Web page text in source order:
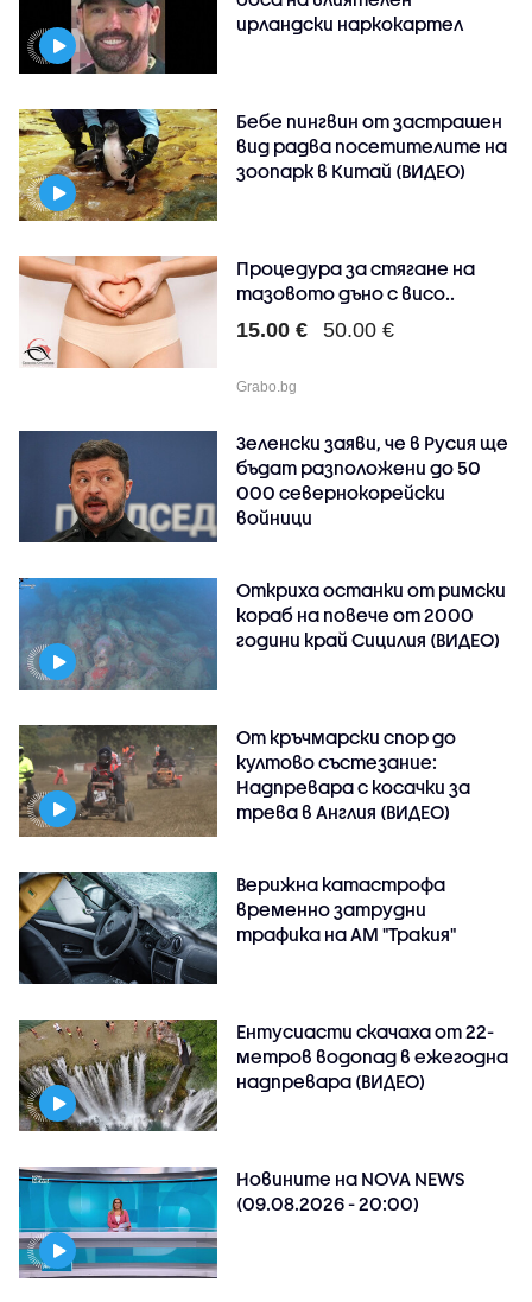
ирландски наркокартел
Бебе пингвин от застрашен
вид радва посетителите на
зоопарк в Китай (ВИДЕО)
Процедура за стягане на
тазовото дъно с висо..
15.00 € 50.00 €
Grabo.bg
Зеленски заяви, че в Русия ще
бъдат разположени до 50
000 севернокорейски
войници
Откриха останки от римски
кораб на повече от 2000
години край Сицилия (ВИДЕО)
От кръчмарски спор до
култово състезание:
Надпревара с косачки за
трева в Англия (ВИДЕО)
Верижна катастрофа
временно затрудни
трафика на АМ "Тракия"
Ентусиасти скачаха от 22-
метров водопад в ежегодна
надпревара (ВИДЕО)
Новините на NOVA NEWS
(09.08.2026 - 20:00)